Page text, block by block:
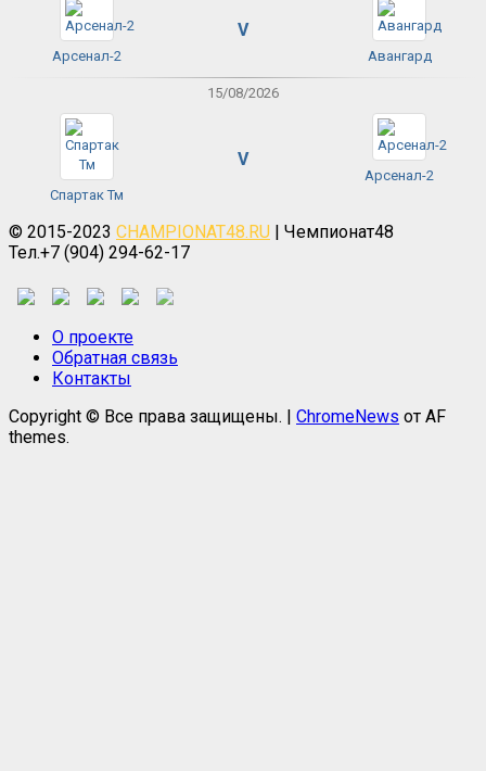
Арсенал-2
V
Авангард
15/08/2026
Спартак Тм
V
Арсенал-2
© 2015-2023 CHAMPIONAT48.RU | Чемпионат48
Тел.+7 (904) 294-62-17
О проекте
Обратная связь
Контакты
Copyright © Все права защищены. | ChromeNews от AF
themes.